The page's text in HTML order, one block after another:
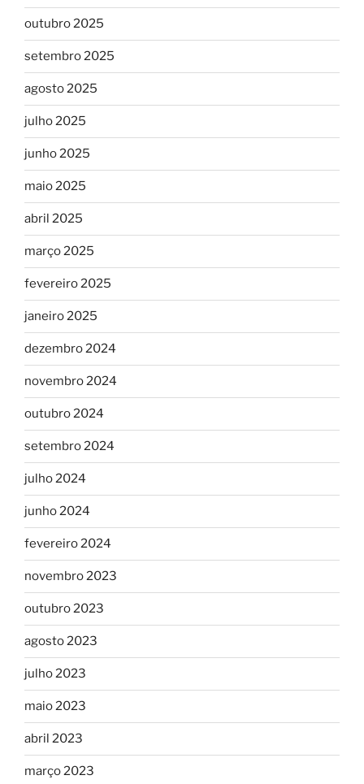
outubro 2025
setembro 2025
agosto 2025
julho 2025
junho 2025
maio 2025
abril 2025
março 2025
fevereiro 2025
janeiro 2025
dezembro 2024
novembro 2024
outubro 2024
setembro 2024
julho 2024
junho 2024
fevereiro 2024
novembro 2023
outubro 2023
agosto 2023
julho 2023
maio 2023
abril 2023
março 2023